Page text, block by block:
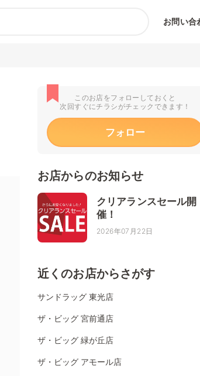
お問い合
このお店をフォローしておくと
次回すぐにチラシがチェックできます！
フォロー
お店からのお知らせ
クリアランスセール開
催！
2026年07月22日
近くのお店からさがす
サンドラッグ 東光店
ザ・ビッグ 宮前通店
ザ・ビッグ 緑が丘店
ザ・ビッグ アモール店